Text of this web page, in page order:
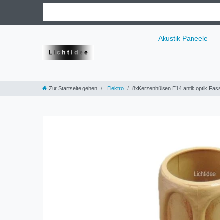
Akustik Paneele
Zur Startseite gehen Elektro 8xKerzenhülsen E14 antik optik